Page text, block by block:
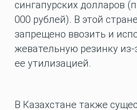
сингапурских долларов
000 рублей). В этой
запрещено ввозить и
жевательную резинку
ее утилизацией.
В Казахстане также